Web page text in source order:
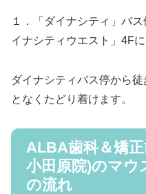
１．「ダイナシティ」バ
イナシティウエスト」4F
ダイナシティバス停から
となくたどり着けます。
ALBA歯科＆矯
小田原院)のマウ
の流れ